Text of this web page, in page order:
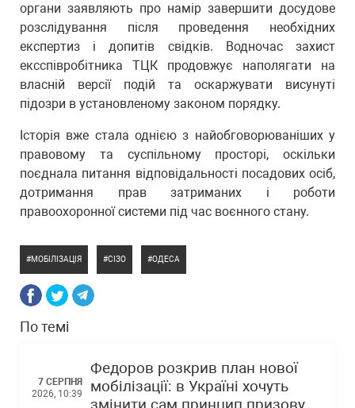
органи заявляють про намір завершити досудове
розслідування після проведення необхідних
експертиз і допитів свідків. Водночас захист
ексспівробітника ТЦК продовжує наполягати на
власній версії подій та оскаржувати висунуті
підозри в установленому законом порядку.
Історія вже стала однією з найобговорюваніших у
правовому та суспільному просторі, оскільки
поєднала питання відповідальності посадових осіб,
дотримання прав затриманих і роботи
правоохоронної системи під час воєнного стану.
МОБІЛІЗАЦІЯ СІЗО ОДЕСА
По темі
7 СЕРПНЯ
2026, 10:39
Федоров розкрив план нової
мобілізації: в Україні хочуть